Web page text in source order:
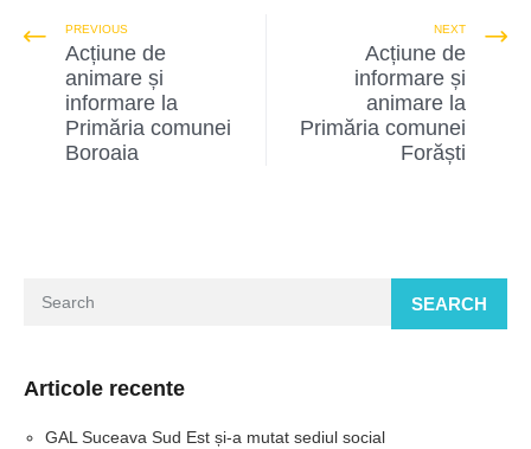
PREVIOUS
Acțiune de
animare și
informare la
Primăria comunei
Boroaia
NEXT
Acțiune de
informare și
animare la
Primăria comunei
Forăști
SEARCH
Articole recente
GAL Suceava Sud Est și-a mutat sediul social